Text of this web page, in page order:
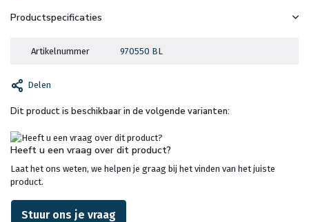
Productspecificaties
Artikelnummer 970550 BL
Delen
Dit product is beschikbaar in de volgende varianten:
Heeft u een vraag over dit product?
Laat het ons weten, we helpen je graag bij het vinden van het juiste
product.
Stuur ons je vraag